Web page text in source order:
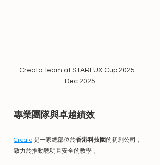
Creato Team at STARLUX Cup 2025 -
Dec 2025
專業團隊與卓越績效
Creato 是一家總部位於香港科技園的初創公司，
致力於推動聰明且安全的教學 。